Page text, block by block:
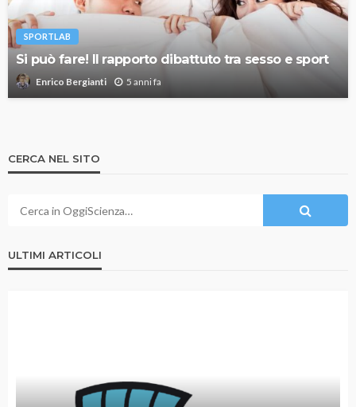
SPORTLAB
Si può fare! Il rapporto dibattuto tra sesso e sport
Enrico Bergianti 5 anni fa
CERCA NEL SITO
ULTIMI ARTICOLI